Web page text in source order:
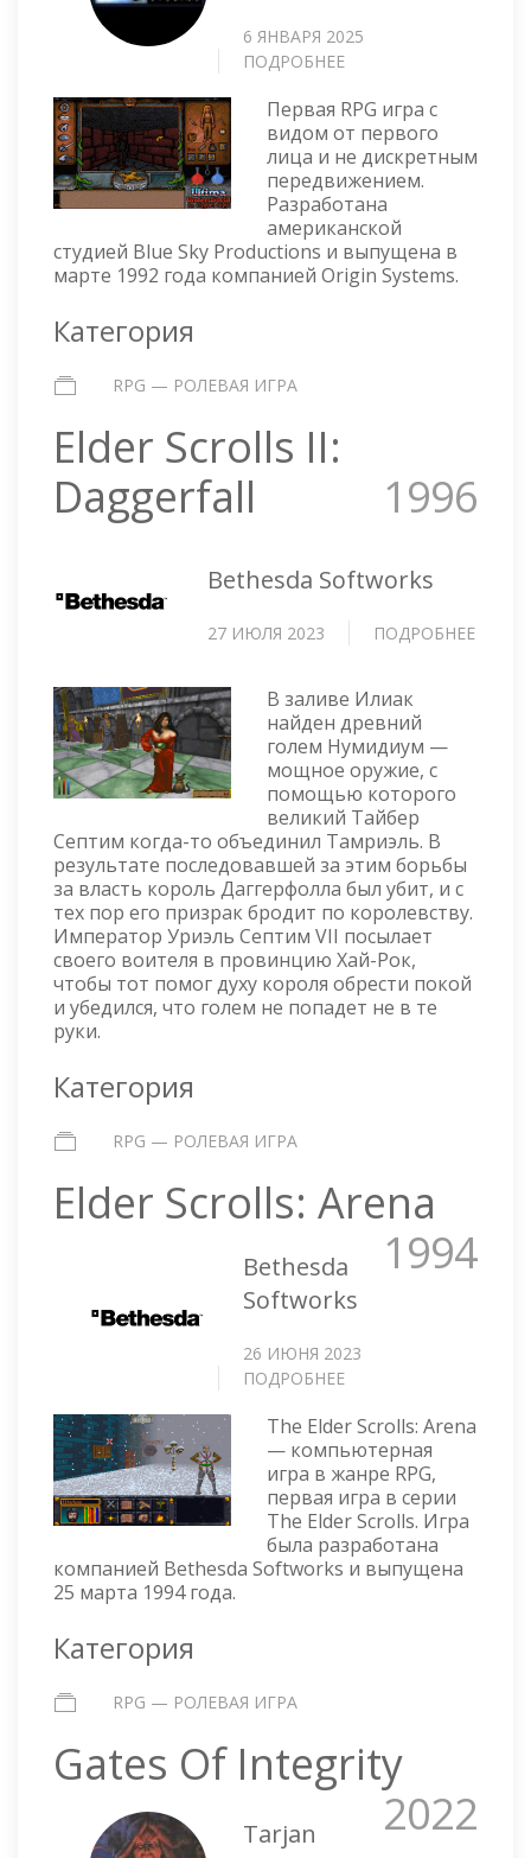
6 ЯНВАРЯ 2025
ПОДРОБНЕЕ
UNDERWORLD:
THE
STYGIAN
ABYSS
Первая RPG игра с
видом от первого
лица и не дискретным
передвижением.
Разработана
американской
студией Blue Sky Productions и выпущена в
марте 1992 года компанией Origin Systems.
Категория
RPG — РОЛЕВАЯ ИГРА
Elder Scrolls II:
Daggerfall
1996
Bethesda Softworks
27 ИЮЛЯ 2023 ПОДРОБНЕЕ
В заливе Илиак
найден древний
голем Нумидиум —
мощное оружие, с
помощью которого
великий Тайбер
Септим когда-то объединил Тамриэль. В
результате последовавшей за этим борьбы
за власть король Даггерфолла был убит, и с
тех пор его призрак бродит по королевству.
Император Уриэль Септим VII посылает
своего воителя в провинцию Хай-Рок,
чтобы тот помог духу короля обрести покой
и убедился, что голем не попадет не в те
руки.
Категория
RPG — РОЛЕВАЯ ИГРА
Elder Scrolls: Arena
1994
Bethesda
Softworks
26 ИЮНЯ 2023
ПОДРОБНЕЕ
SCROLLS:
ARENA
The Elder Scrolls: Arena
— компьютерная
игра в жанре RPG,
первая игра в серии
The Elder Scrolls. Игра
была разработана
компанией Bethesda Softworks и выпущена
25 марта 1994 года.
Категория
RPG — РОЛЕВАЯ ИГРА
Gates Of Integrity
2022
Tarjan